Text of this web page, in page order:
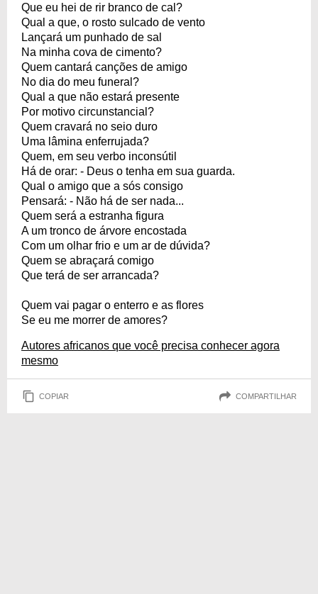
Que eu hei de rir branco de cal?
Qual a que, o rosto sulcado de vento
Lançará um punhado de sal
Na minha cova de cimento?
Quem cantará canções de amigo
No dia do meu funeral?
Qual a que não estará presente
Por motivo circunstancial?
Quem cravará no seio duro
Uma lâmina enferrujada?
Quem, em seu verbo inconsútil
Há de orar: - Deus o tenha em sua guarda.
Qual o amigo que a sós consigo
Pensará: - Não há de ser nada...
Quem será a estranha figura
A um tronco de árvore encostada
Com um olhar frio e um ar de dúvida?
Quem se abraçará comigo
Que terá de ser arrancada?
Quem vai pagar o enterro e as flores
Se eu me morrer de amores?
Autores africanos que você precisa conhecer agora
mesmo
COPIAR COMPARTILHAR